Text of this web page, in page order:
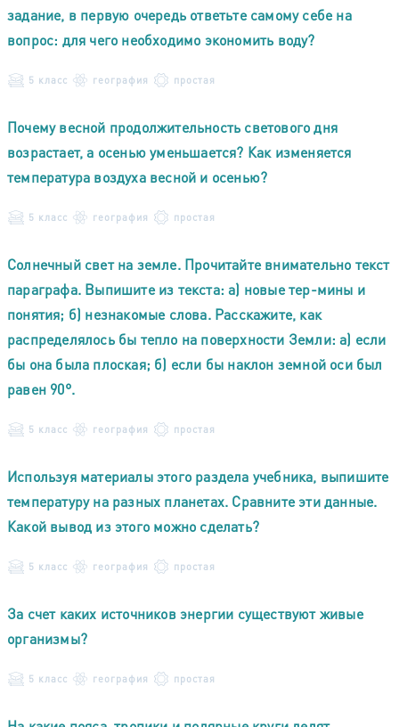
задание, в первую очередь ответьте самому себе на
вопрос: для чего необходимо экономить воду?
5 класс география простая
Почему весной продолжительность светового дня
возрастает, а осенью уменьшается? Как изменяется
температура воздуха весной и осенью?
5 класс география простая
Солнечный свет на земле. Прочитайте внимательно текст
параграфа. Выпишите из текста: а) новые тер-мины и
понятия; б) незнакомые слова. Расскажите, как
распределялось бы тепло на поверхности Земли: а) если
бы она была плоская; б) если бы наклон земной оси был
равен 90°.
5 класс география простая
Используя материалы этого раздела учебника, выпишите
температуру на разных планетах. Сравните эти данные.
Какой вывод из этого можно сделать?
5 класс география простая
За счет каких источников энергии существуют живые
организмы?
5 класс география простая